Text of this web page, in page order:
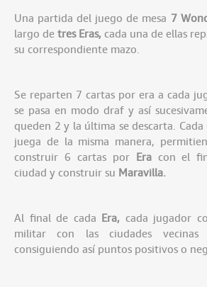
Una partida del juego de mesa 7
largo de tres Eras, cada una de ellas
su correspondiente mazo.
Se reparten 7 cartas por era a cada
se pasa en modo draf y así
queden 2 y la última se descarta. Cada
juega de la misma manera,
construir 6 cartas por Eracon el fin
ciudad y construir su Maravilla.
Al final de cada Era, cada jugador
militar con las ciudades vecinas
consiguiendo así puntos positivos o